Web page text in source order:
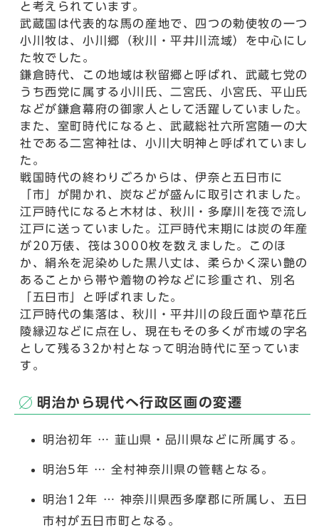
と考えられています。
武蔵国は代表的な馬の産地で、四つの勅使牧の一つ
小川牧は、小川郷（秋川・平井川流域）を中心にし
た牧でした。
鎌倉時代、この地域は秋留郷と呼ばれ、武蔵七党の
うち西党に属する小川氏、二宮氏、小宮氏、平山氏
などが鎌倉幕府の御家人として活躍していました。
また、室町時代になると、武蔵総社六所宮随一の大
社である二宮神社は、小川大明神と呼ばれていまし
た。
戦国時代の終わりごろからは、伊奈と五日市に
「市」が開かれ、炭などが盛んに取引されました。
江戸時代になると木材は、秋川・多摩川を筏で流し
江戸に送っていました。江戸時代末期には炭の年産
が20万俵、筏は3000枚を数えました。このほ
か、絹糸を泥染めした黒八丈は、柔らかく深い艶の
あることから帯や着物の衿などに珍重され、別名
「五日市」と呼ばれました。
江戸時代の集落は、秋川・平井川の段丘面や草花丘
陵縁辺などに点在し、現在もその多くが市域の字名
として残る32か村となって明治時代に至っていま
す。
明治から現代へ行政区画の変遷
明治初年 … 韮山県・品川県などに所属する。
明治5年 … 全村神奈川県の管轄となる。
明治12年 … 神奈川県西多摩郡に所属し、五日
市村が五日市町となる。